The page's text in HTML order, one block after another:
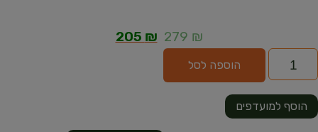
279 ₪
205 ₪
הוספה לסל
הוסף למועדפים